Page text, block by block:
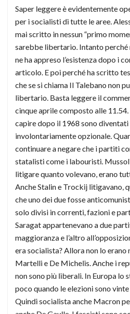
Saper leggere è evidentemente
per i socialisti di tutte le aree.
mai scritto in nessun “primo
sarebbe libertario. Intanto perché
ne ha appreso l’esistenza dopo i
articolo. E poi perché ha scritto
che se si chiama Il Talebano non
libertario. Basta leggere il
cinque aprile composto alle 11.54.
capire dopo il 1968 sono
involontariamente opzionale.
continuare a negare che i partiti
statalisti come i labouristi.
litigare quanto volevano, erano
Anche Stalin e Trockij litigavano,
che uno dei due fosse
solo divisi in correnti, fazioni e
Saragat appartenevano a due
maggioranza e l’altro
era socialista? Allora non lo erano
Martelli e De Michelis. Anche i
non sono più liberali. In Europa lo
poco quando le elezioni sono
Quindi socialista anche Macron